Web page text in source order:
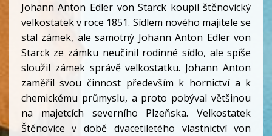
Johann Anton Edler von Starck koupil štěnovický
velkostatek v roce 1851. Sídlem nového majitele se
stal zámek, ale samotný Johann Anton Edler von
Starck ze zámku neučinil rodinné sídlo, ale spíše
sloužil zámek správě velkostatku. Johann Anton
zaměřil svou činnost především k hornictví a k
chemickému průmyslu, a proto pobýval většinou
na majetcích severního Plzeňska. Velkostatek
Štěnovice v době dvacetiletého vlastnictví von